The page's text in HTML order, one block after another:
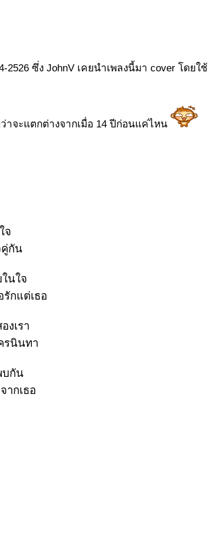
ซึ่ง JohnV เคยนำเพลงนี้มา cover โดยใช้
าจะแตกต่างจากเมื่อ 14 ปีก่อนแค่ไหน
จ
คู่กัน
นใจ
รักแต่เธอ
งเรา
รนินทา
บกัน
ากเธอ